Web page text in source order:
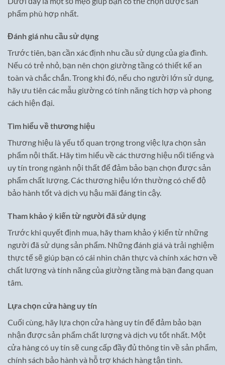
phẩm phù hợp nhất.
Đánh giá nhu cầu sử dụng
Trước tiên, bạn cần xác định nhu cầu sử dụng của gia đình.
Nếu có trẻ nhỏ, bạn nên chọn giường tầng có thiết kế an
toàn và chắc chắn. Trong khi đó, nếu cho người lớn sử dụng,
hãy ưu tiên các mẫu giường có tính năng tích hợp và phong
cách hiện đại.
Tìm hiểu về thương hiệu
Thương hiệu là yếu tố quan trọng trong việc lựa chọn sản
phẩm nội thất. Hãy tìm hiểu về các thương hiệu nổi tiếng và
uy tín trong ngành nội thất để đảm bảo bạn chọn được sản
phẩm chất lượng. Các thương hiệu lớn thường có chế độ
bảo hành tốt và dịch vụ hậu mãi đáng tin cậy.
Tham khảo ý kiến từ người đã sử dụng
Trước khi quyết định mua, hãy tham khảo ý kiến từ những
người đã sử dụng sản phẩm. Những đánh giá và trải nghiệm
thực tế sẽ giúp bạn có cái nhìn chân thực và chính xác hơn về
chất lượng và tính năng của giường tầng mà bạn đang quan
tâm.
Lựa chọn cửa hàng uy tín
Cuối cùng, hãy lựa chọn cửa hàng uy tín để đảm bảo bạn
nhận được sản phẩm chất lượng và dịch vụ tốt nhất. Một
cửa hàng có uy tín sẽ cung cấp đầy đủ thông tin về sản phẩm,
chính sách bảo hành và hỗ trợ khách hàng tận tình.